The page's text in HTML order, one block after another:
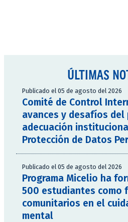
ÚLTIMAS
Publicado el 05 de agosto del 2026
Comité de Control
avances y desafíos del
adecuación
Protección de Datos
Publicado el 05 de agosto del 2026
Programa Micelio ha
500 estudiantes como
comunitarios en el
mental